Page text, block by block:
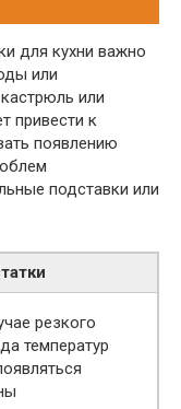
для кухни важно
или
или
привести к
появлению
подставки или
резкого
температур